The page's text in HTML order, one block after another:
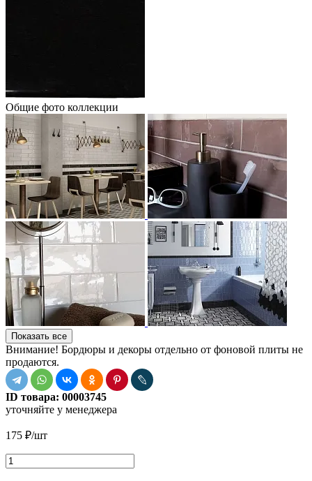
Общие фото коллекции
Показать все
Внимание! Бордюры и декоры отдельно от фоновой плиты не
продаются.
ID товара: 00003745
уточняйте у менеджера
175 ₽/шт